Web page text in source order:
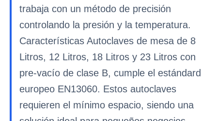
trabaja con un método de precisión
controlando la presión y la temperatura.
Características Autoclaves de mesa de 8
Litros, 12 Litros, 18 Litros y 23 Litros con
pre-vacío de clase B, cumple el estándard
europeo EN13060. Estos autoclaves
requieren el mínimo espacio, siendo una